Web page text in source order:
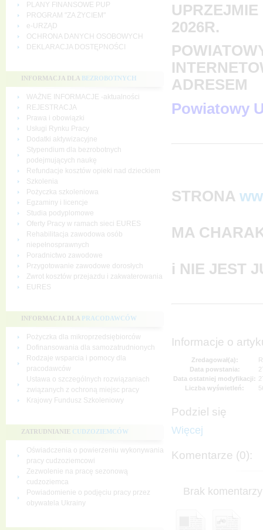
PLANY FINANSOWE PUP
PROGRAM "ZA ŻYCIEM"
e-URZĄD
OCHRONA DANYCH OSOBOWYCH
DEKLARACJA DOSTĘPNOŚCI
INFORMACJA DLA BEZROBOTNYCH
WAŻNE INFORMACJE -aktualności
REJESTRACJA
Prawa i obowiązki
Usługi Rynku Pracy
Dodatki aktywizacyjne
Stypendium dla bezrobotnych
podejmujących naukę
Refundacje kosztów opieki nad dzieckiem
Szkolenia
Pożyczka szkoleniowa
Egzaminy i licencje
Studia podyplomowe
Oferty Pracy w ramach sieci EURES
Rehabilitacja zawodowa osób
niepełnosprawnych
Poradnictwo zawodowe
Przygotowanie zawodowe dorosłych
Zwrot kosztów przejazdu i zakwaterowania
EURES
INFORMACJA DLA PRACODAWCÓW
Pożyczka dla mikroprzedsiębiorców
Dofinansowania dla samozatrudnionych
Rodzaje wsparcia i pomocy dla
pracodawców
Ustawa o szczególnych rozwiązaniach
związanych z ochroną miejsc pracy
Krajowy Fundusz Szkoleniowy
ZATRUDNIANIE CUDZOZIEMCÓW
Oświadczenia o powierzeniu wykonywania
pracy cudzoziemcowi
Zezwolenie na pracę sezonową
cudzoziemca
Powiadomienie o podjęciu pracy przez
obywatela Ukrainy
2026R.
ADRESEM
Powiatowy
STRONA
MA
i NIE JEST
Informacje o
Zredagował(a):
Data powstania:
Data ostatniej modyfikacji:
Liczba wyświetleń:
Podziel się
Więcej
Komentarze (0):
Brak